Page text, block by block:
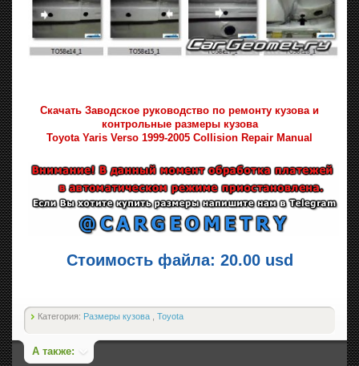
Скачать Заводское руководство по ремонту кузова и
контрольные размеры кузова
Toyota Yaris Verso 1999-2005 Collision Repair Manual
Стоимость файла: 20.00 usd
Категория: Размеры кузова Toyota
А также: